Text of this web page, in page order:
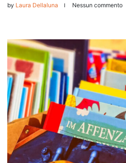
by Laura Dellaluna Nessun commento